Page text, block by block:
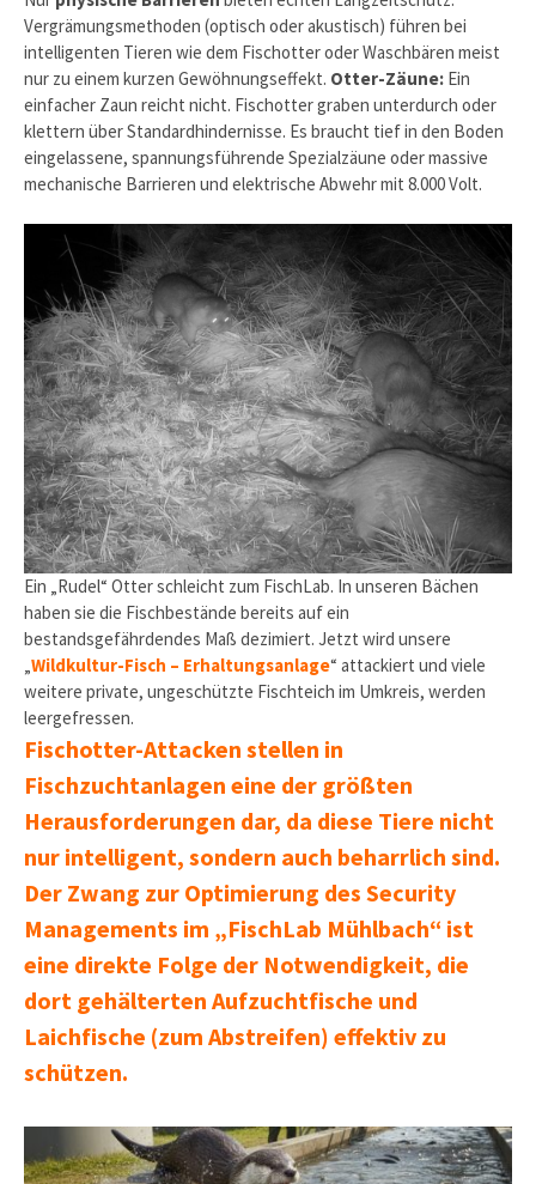
Vergrämungsmethoden (optisch oder akustisch) führen bei
intelligenten Tieren wie dem Fischotter oder Waschbären meist
nur zu einem kurzen Gewöhnungseffekt. Otter-Zäune: Ein
einfacher Zaun reicht nicht. Fischotter graben unterdurch oder
klettern über Standardhindernisse. Es braucht tief in den Boden
eingelassene, spannungsführende Spezialzäune oder massive
mechanische Barrieren und elektrische Abwehr mit 8.000 Volt.
Ein „Rudel“ Otter schleicht zum FischLab. In unseren Bächen
haben sie die Fischbestände bereits auf ein
bestandsgefährdendes Maß dezimiert. Jetzt wird unsere
„Wildkultur-Fisch – Erhaltungsanlage“ attackiert und viele
weitere private, ungeschützte Fischteich im Umkreis, werden
leergefressen.
Fischotter-Attacken stellen in
Fischzuchtanlagen eine der größten
Herausforderungen dar, da diese Tiere nicht
nur intelligent, sondern auch beharrlich sind.
Der Zwang zur Optimierung des Security
Managements im „FischLab Mühlbach“ ist
eine direkte Folge der Notwendigkeit, die
dort gehälterten Aufzuchtfische und
Laichfische (zum Abstreifen) effektiv zu
schützen.